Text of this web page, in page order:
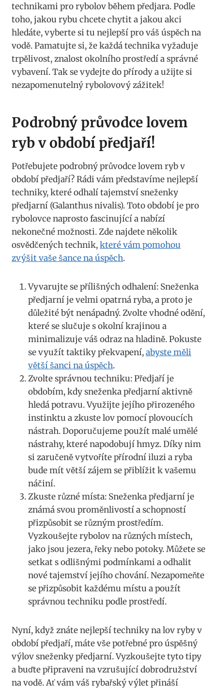
technikami pro ‌rybolov ⁢během předjara. Podle
toho, jakou rybu chcete chytit a⁤ jakou akci
hledáte, vyberte si tu‌ nejlepší pro váš úspěch na
vodě. Pamatujte si,​ že každá technika vyžaduje
trpělivost, znalost okolního prostředí a správné
vybavení. Tak se⁤ vydejte do přírody ⁢a užijte si
nezapomenutelný rybolovový zážitek!
Podrobný‌ průvodce lovem
ryb v období předjaří!
Potřebujete podrobný průvodce lovem‌ ryb v
období předjaří?‍ Rádi ​vám představíme nejlepší
techniky, které odhalí tajemství sneženky
předjarní (Galanthus nivalis). Toto období je pro
rybolovce naprosto fascinující a nabízí
nekonečné možnosti. Zde najdete několik
osvědčených technik,které vám pomohou
zvýšit vaše šance na úspěch.
Vyvarujte ⁤se přílišných odhalení: Sneženka
předjarní je velmi opatrná ryba, a proto je
důležité‌ být​ nenápadný. Zvolte vhodné odění,
které ⁤se slučuje s okolní krajinou a
minimalizuje váš odraz na hladině. Pokuste
‍se využít taktiky překvapení,abyste⁣ měli
větší šanci ‌na‍ úspěch.
Zvolte⁣ správnou techniku: Předjaří je
obdobím, kdy sneženka předjarní aktivně
hledá potravu. Využijte jejího ​přirozeného
instinktu a zkuste lov pomocí plovoucích
⁣nástrah. Doporučujeme použít malé umělé‍
nástrahy, které napodobují hmyz. Díky⁤ nim
si zaručeně vytvoříte přírodní iluzi a ryba‍
bude mít větší zájem se přiblížit k vašemu
náčiní.
Zkuste různé místa: Sneženka ‌předjarní je
známá svou proměnlivostí a schopností
přizpůsobit se ‌různým prostředím.
Vyzkoušejte rybolov na různých místech,
jako jsou jezera, řeky nebo potoky.‌ Můžete se
setkat s ‌odlišnými podmínkami a odhalit
nové tajemství jejího chování. Nezapomeňte
se ⁢přizpůsobit každému ​místu a použít
‌správnou⁣ techniku podle⁤ prostředí.
Nyní, když znáte nejlepší techniky na lov ryby v
období předjaří, máte ​vše potřebné pro úspěšný
výlov ⁤sneženky předjarní. Vyzkoušejte tyto tipy
a buďte připraveni na vzrušující dobrodružství
na ⁣vodě.​ Ať vám váš rybařský výlet přináší